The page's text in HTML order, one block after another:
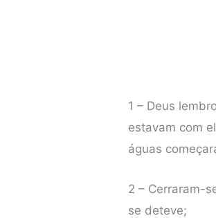
1 – Deus
estavam com
águas
2 – Cerraram-
se deteve;